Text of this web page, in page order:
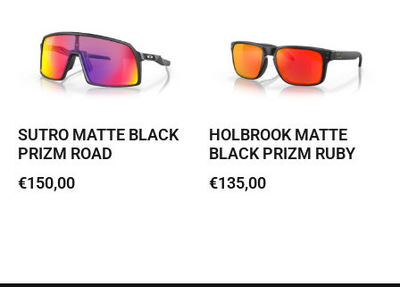
SUTRO MATTE BLACK
PRIZM ROAD
€150,00
HOLBROOK MATTE
BLACK PRIZM RUBY
€135,00